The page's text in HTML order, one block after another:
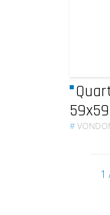
59x59
#
1